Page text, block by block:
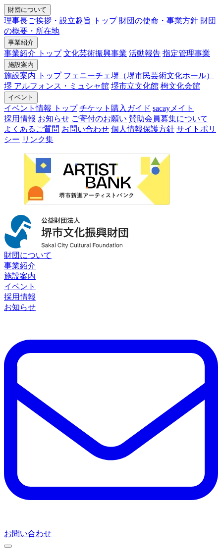
財団について
理事長ご挨拶・設立趣旨 トップ 財団の使命・事業方針 財団
の概要・所在地
事業紹介
事業紹介 トップ 文化芸術振興事業 活動報告 指定管理事業
施設案内
施設案内 トップ フェニーチェ堺（堺市民芸術文化ホール）
堺 アルフォンス・ミュシャ館 堺市立文化館 栂文化会館
イベント
イベント情報 トップ チケット購入ガイド sacayメイト
採用情報 お知らせ ご寄付のお願い 賛助会員募集について
よくあるご質問 お問い合わせ 個人情報保護方針 サイトポリ
シー リンク集
財団について
事業紹介
施設案内
イベント
採用情報
お知らせ
お問い合わせ